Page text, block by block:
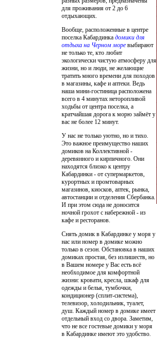
для проживания от 2 до 6
отдыхающих.
Вообще, расположенные в центре
поселка Кабардинка домики для
отдыха на Черном моревыбирают
не только те, кто любит
экологически чистую атмосферу для
жизни, но и люди, не желающие
тратить много времени для походов
в магазины, кафе и аптеки. Ведь
наша мини-гостиница расположена
всего в 4 минутах неторопливой
ходьбы от центра поселка, а
кратчайшая дорога к морю займёт у
вас не более 12 минут.
У нас не только уютно, но и тихо.
Это важное преимущество наших
домиков на Коллективной -
деревянного и кирпичного. Они
находятся близко к центру
Кабардинки - от супермаркетов,
курортных и промтоварных
магазинов, киосков, аптек, рынка,
автостанции и отделения Сбербанка.
И при этом сюда не доносится
ночной грохот с набережной - из
кафе и ресторанов.
Снять домик в Кабардинке у моря у
нас или номер в домике можно
только в сезон. Обстановка в наших
домиках простая, без излишеств, но
в Вашем номере у Вас есть всё
необходимое для комфортной
жизни: кровати, кресла, шкаф для
одежды и белья, тумбочки,
кондиционер (сплит-система),
телевизор, холодильник, туалет,
душ. Каждый номер в домике имеет
отдельный вход со двора. Заметим,
что не все гостевые домики у моря
в Кабардинке имеют это удобство.